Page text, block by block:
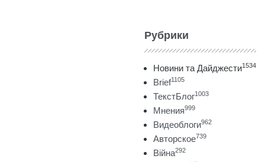
Рубрики
Новини та Дайджести1534
Brief1105
ТекстБлог1003
Мнения999
Видеоблоги962
Авторское739
Війна292